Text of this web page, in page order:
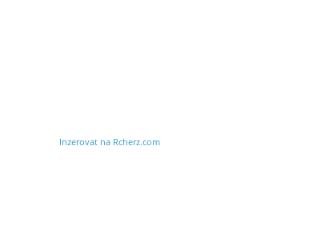
Inzerovat na Rcherz.com